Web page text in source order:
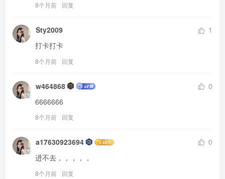
8个月前 回复
Sty2009
1
打卡打卡
8个月前 回复
w464868
0
6666666
8个月前 回复
a17630923694
0
进不去，，，，，
8个月前 回复